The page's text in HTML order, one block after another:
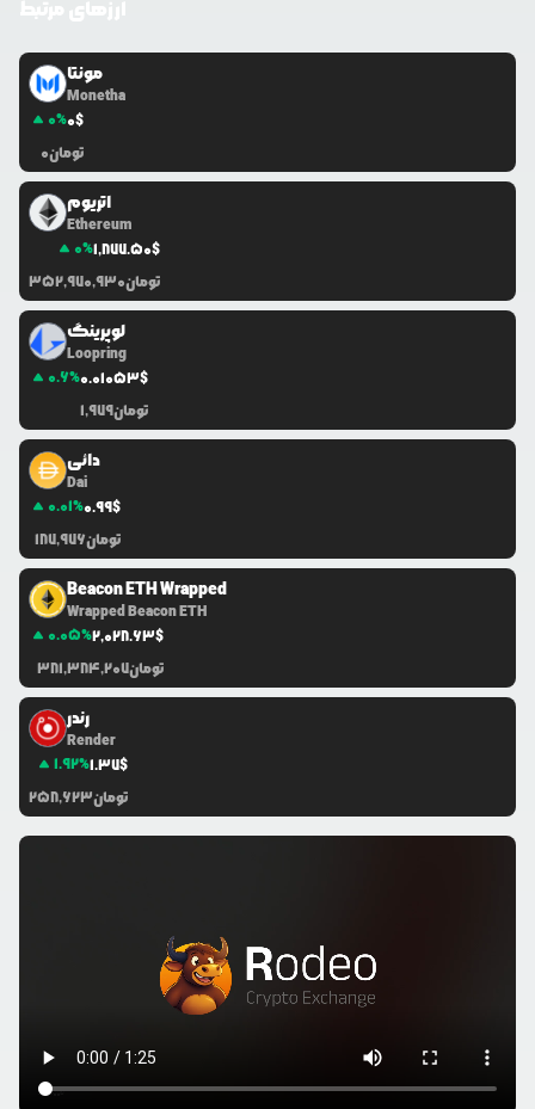
UniV2
0x9ca...8bab
PancakeV2
UniV2
مونتا
Monetha
0%0$
0تومان
اتریوم
Ethereum
0%1,877.50$
352,970,930تومان
لوپرینگ
Loopring
0.6%0.01053$
1,979تومان
دائی
Dai
0.01%0.99$
187,976تومان
Beacon ETH Wrapped
Wrapped Beacon ETH
0.05%2,028.63$
381,384,207تومان
رندر
Render
1.92%1.37$
258,623تومان